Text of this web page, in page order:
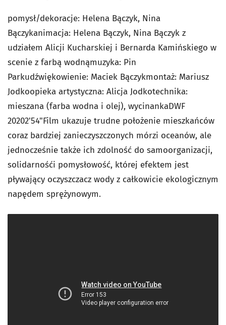
pomysł/dekoracje: Helena Bączyk, Nina
Bączykanimacja: Helena Bączyk, Nina Bączyk z
udziałem Alicji Kucharskiej i Bernarda Kamińskiego w
scenie z farbą wodnąmuzyka: Pin
Parkudźwiękowienie: Maciek Bączykmontaż: Mariusz
Jodkoopieka artystyczna: Alicja Jodkotechnika:
mieszana (farba wodna i olej), wycinankaDWF
20202'54"Film ukazuje trudne położenie mieszkańców
coraz bardziej zanieczyszczonych mórzi oceanów, ale
jednocześnie także ich zdolność do samoorganizacji,
solidarnośći pomysłowość, której efektem jest
pływający oczyszczacz wody z całkowicie ekologicznym
napędem sprężynowym.